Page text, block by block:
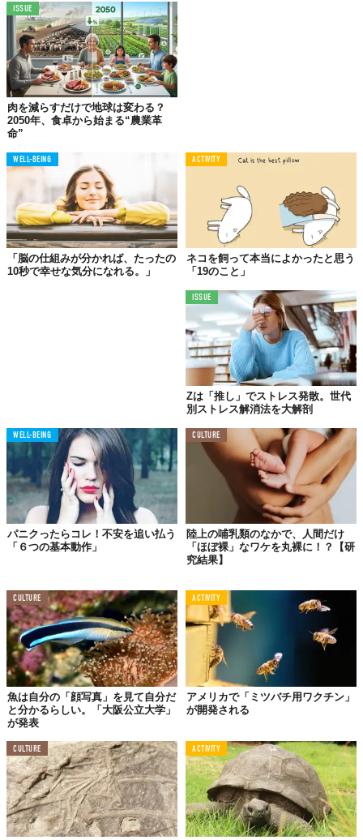
ISSUE
肉を減らすだけで地球は変わる？
2050年、食卓から始まる“農業革
命”
WELL-BEING
「脳の仕組みが分かれば、たったの
10秒で幸せな気分になれる。」
ACTIVITY
ネコを飼って本当によかったと思う
「19のこと」
ISSUE
Zは「推し」でストレス発散。世代
別ストレス解消法を大解剖
WELL-BEING
パニクったらコレ！不安を追い払う
「６つの基本動作」
CULTURE
陸上の哺乳類のなかで、人間だけ
「ほぼ裸」なワケを丸裸に！？【研
究結果】
CULTURE
魚は自分の「顔写真」を見て自分だ
と分かるらしい。「大阪公立大学」
が発表
ACTIVITY
アメリカで「ミツバチ用ワクチン」
が開発される
CULTURE ACTIVITY